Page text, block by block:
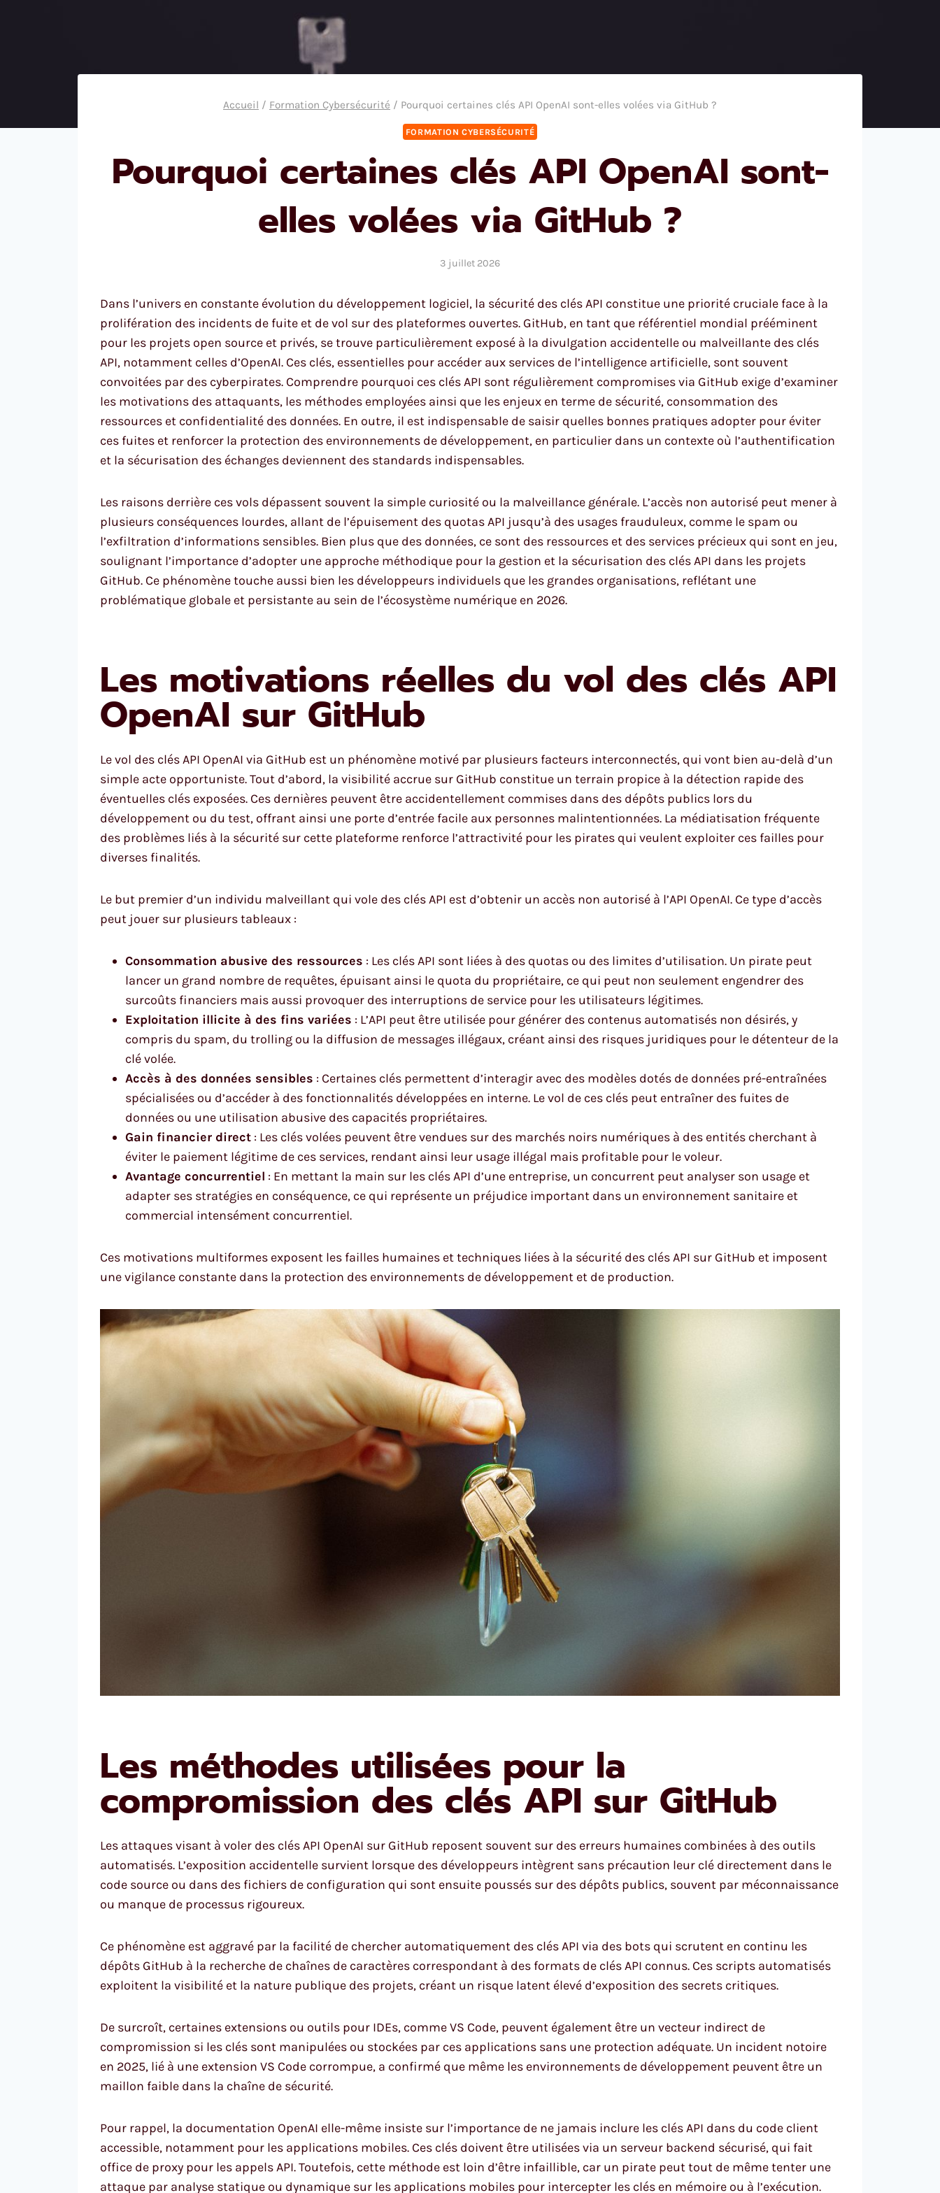
Accueil / Formation Cybersécurité / Pourquoi certaines clés API OpenAI sont-elles volées via GitHub ?
FORMATION CYBERSÉCURITÉ
Pourquoi certaines clés API OpenAI sont-
elles volées via GitHub ?
3 juillet 2026
Dans l’univers en constante évolution du développement logiciel, la sécurité des clés API constitue une priorité cruciale face à la
prolifération des incidents de fuite et de vol sur des plateformes ouvertes. GitHub, en tant que référentiel mondial prééminent
pour les projets open source et privés, se trouve particulièrement exposé à la divulgation accidentelle ou malveillante des clés
API, notamment celles d’OpenAI. Ces clés, essentielles pour accéder aux services de l’intelligence artificielle, sont souvent
convoitées par des cyberpirates. Comprendre pourquoi ces clés API sont régulièrement compromises via GitHub exige d’examiner
les motivations des attaquants, les méthodes employées ainsi que les enjeux en terme de sécurité, consommation des
ressources et confidentialité des données. En outre, il est indispensable de saisir quelles bonnes pratiques adopter pour éviter
ces fuites et renforcer la protection des environnements de développement, en particulier dans un contexte où l’authentification
et la sécurisation des échanges deviennent des standards indispensables.
Les raisons derrière ces vols dépassent souvent la simple curiosité ou la malveillance générale. L’accès non autorisé peut mener à
plusieurs conséquences lourdes, allant de l’épuisement des quotas API jusqu’à des usages frauduleux, comme le spam ou
l’exfiltration d’informations sensibles. Bien plus que des données, ce sont des ressources et des services précieux qui sont en jeu,
soulignant l’importance d’adopter une approche méthodique pour la gestion et la sécurisation des clés API dans les projets
GitHub. Ce phénomène touche aussi bien les développeurs individuels que les grandes organisations, reflétant une
problématique globale et persistante au sein de l’écosystème numérique en 2026.
Les motivations réelles du vol des clés API
OpenAI sur GitHub
Le vol des clés API OpenAI via GitHub est un phénomène motivé par plusieurs facteurs interconnectés, qui vont bien au-delà d’un
simple acte opportuniste. Tout d’abord, la visibilité accrue sur GitHub constitue un terrain propice à la détection rapide des
éventuelles clés exposées. Ces dernières peuvent être accidentellement commises dans des dépôts publics lors du
développement ou du test, offrant ainsi une porte d’entrée facile aux personnes malintentionnées. La médiatisation fréquente
des problèmes liés à la sécurité sur cette plateforme renforce l’attractivité pour les pirates qui veulent exploiter ces failles pour
diverses finalités.
Le but premier d’un individu malveillant qui vole des clés API est d’obtenir un accès non autorisé à l’API OpenAI. Ce type d’accès
peut jouer sur plusieurs tableaux :
Consommation abusive des ressources : Les clés API sont liées à des quotas ou des limites d’utilisation. Un pirate peut
lancer un grand nombre de requêtes, épuisant ainsi le quota du propriétaire, ce qui peut non seulement engendrer des
surcoûts financiers mais aussi provoquer des interruptions de service pour les utilisateurs légitimes.
Exploitation illicite à des fins variées : L’API peut être utilisée pour générer des contenus automatisés non désirés, y
compris du spam, du trolling ou la diffusion de messages illégaux, créant ainsi des risques juridiques pour le détenteur de la
clé volée.
Accès à des données sensibles : Certaines clés permettent d’interagir avec des modèles dotés de données pré-entraînées
spécialisées ou d’accéder à des fonctionnalités développées en interne. Le vol de ces clés peut entraîner des fuites de
données ou une utilisation abusive des capacités propriétaires.
Gain financier direct : Les clés volées peuvent être vendues sur des marchés noirs numériques à des entités cherchant à
éviter le paiement légitime de ces services, rendant ainsi leur usage illégal mais profitable pour le voleur.
Avantage concurrentiel : En mettant la main sur les clés API d’une entreprise, un concurrent peut analyser son usage et
adapter ses stratégies en conséquence, ce qui représente un préjudice important dans un environnement sanitaire et
commercial intensément concurrentiel.
Ces motivations multiformes exposent les failles humaines et techniques liées à la sécurité des clés API sur GitHub et imposent
une vigilance constante dans la protection des environnements de développement et de production.
Les méthodes utilisées pour la
compromission des clés API sur GitHub
Les attaques visant à voler des clés API OpenAI sur GitHub reposent souvent sur des erreurs humaines combinées à des outils
automatisés. L’exposition accidentelle survient lorsque des développeurs intègrent sans précaution leur clé directement dans le
code source ou dans des fichiers de configuration qui sont ensuite poussés sur des dépôts publics, souvent par méconnaissance
ou manque de processus rigoureux.
Ce phénomène est aggravé par la facilité de chercher automatiquement des clés API via des bots qui scrutent en continu les
dépôts GitHub à la recherche de chaînes de caractères correspondant à des formats de clés API connus. Ces scripts automatisés
exploitent la visibilité et la nature publique des projets, créant un risque latent élevé d’exposition des secrets critiques.
De surcroît, certaines extensions ou outils pour IDEs, comme VS Code, peuvent également être un vecteur indirect de
compromission si les clés sont manipulées ou stockées par ces applications sans une protection adéquate. Un incident notoire
en 2025, lié à une extension VS Code corrompue, a confirmé que même les environnements de développement peuvent être un
maillon faible dans la chaîne de sécurité.
Pour rappel, la documentation OpenAI elle-même insiste sur l’importance de ne jamais inclure les clés API dans du code client
accessible, notamment pour les applications mobiles. Ces clés doivent être utilisées via un serveur backend sécurisé, qui fait
office de proxy pour les appels API. Toutefois, cette méthode est loin d’être infaillible, car un pirate peut tout de même tenter une
attaque par analyse statique ou dynamique sur les applications mobiles pour intercepter les clés en mémoire ou à l’exécution.